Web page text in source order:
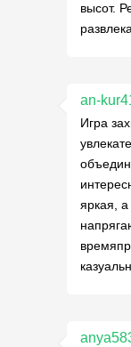
высот.
an-
Игра
яркая,